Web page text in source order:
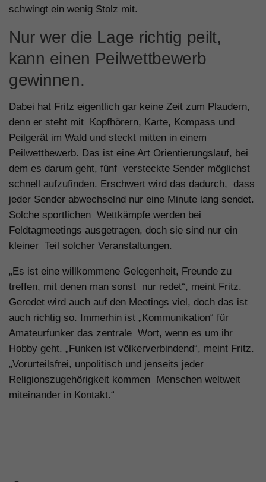
schwingt ein wenig Stolz mit.
Nur wer die Lage richtig peilt,
kann einen Peilwettbewerb
gewinnen.
Dabei hat Fritz eigentlich gar keine Zeit zum Plaudern,
denn er steht mit Kopfhörern, Karte, Kompass und
Peilgerät im Wald und steckt mitten in einem
Peilwettbewerb. Das ist eine Art Orientierungslauf, bei
dem es darum geht, fünf versteckte Sender möglichst
schnell aufzufinden. Erschwert wird das dadurch, dass
jeder Sender abwechselnd nur eine Minute lang sendet.
Solche sportlichen Wettkämpfe werden bei
Feldtagmeetings ausgetragen, doch sie sind nur ein
kleiner Teil solcher Veranstaltungen.
„Es ist eine willkommene Gelegenheit, Freunde zu
treffen, mit denen man sonst nur redet“, meint Fritz.
Geredet wird auch auf den Meetings viel, doch das ist
auch richtig so. Immerhin ist „Kommunikation“ für
Amateurfunker das zentrale Wort, wenn es um ihr
Hobby geht. „Funken ist völkerverbindend“, meint Fritz.
„Vorurteilsfrei, unpolitisch und jenseits jeder
Religionszugehörigkeit kommen Menschen weltweit
miteinander in Kontakt.“